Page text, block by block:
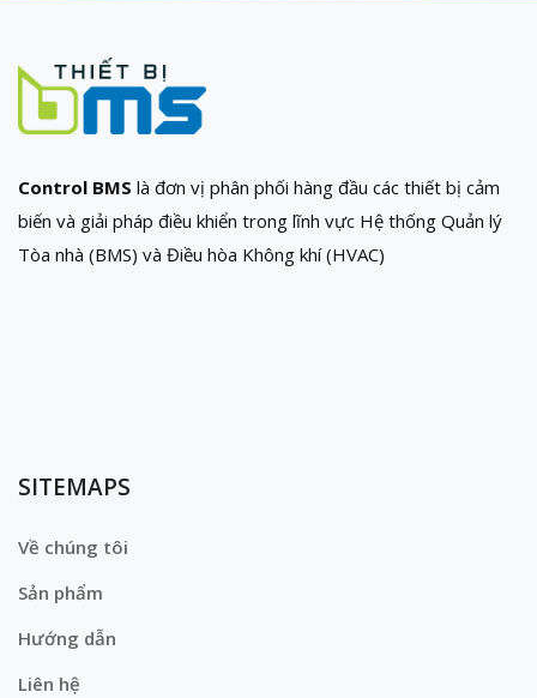
Control BMS là đơn vị phân phối hàng đầu các thiết bị cảm
biến và giải pháp điều khiển trong lĩnh vực Hệ thống Quản lý
Tòa nhà (BMS) và Điều hòa Không khí (HVAC)
SITEMAPS
Về chúng tôi
Sản phẩm
Hướng dẫn
Liên hệ